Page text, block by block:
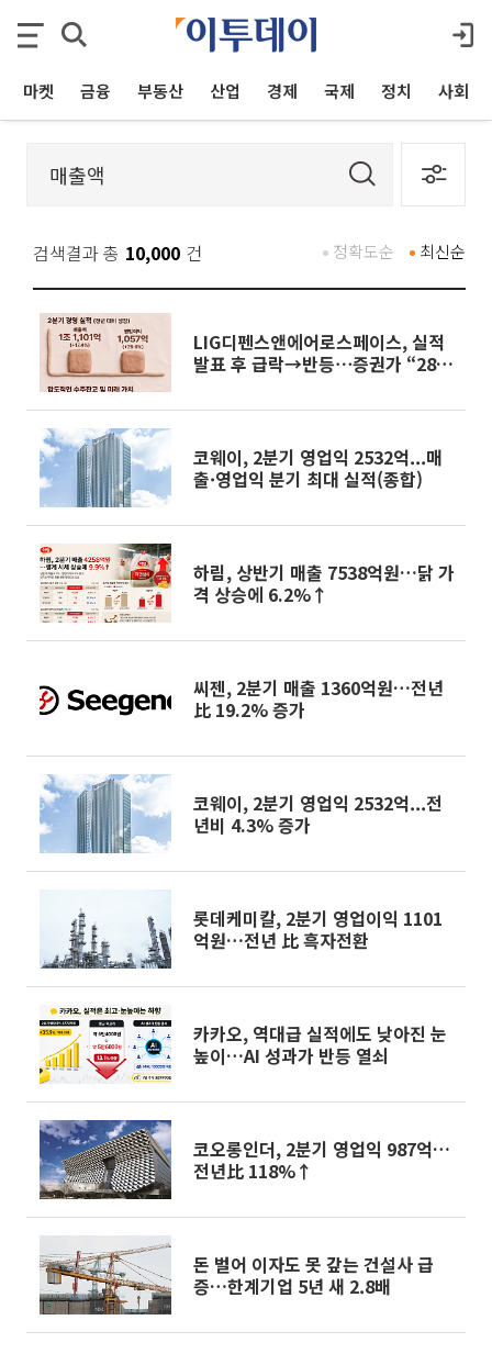
마켓 금융 부동산 산업 경제 국제 정치 사회
검색결과 총 10,000 건 최신순
정확도순
LIG디펜스앤에어로스페이스, 실적
발표 후 급락→반등⋯증권가 “28년
코웨이, 2분기 영업익 2532억...매
출·영업익 분기 최대 실적(종합)
하림, 상반기 매출 7538억원…닭 가
격 상승에 6.2%↑
씨젠, 2분기 매출 1360억원…전년
比 19.2% 증가
코웨이, 2분기 영업익 2532억...전
년비 4.3% 증가
롯데케미칼, 2분기 영업이익 1101
억원…전년 比 흑자전환
카카오, 역대급 실적에도 낮아진 눈
높이…AI 성과가 반등 열쇠
코오롱인더, 2분기 영업익 987억…
전년比 118%↑
돈 벌어 이자도 못 갚는 건설사 급
증…한계기업 5년 새 2.8배